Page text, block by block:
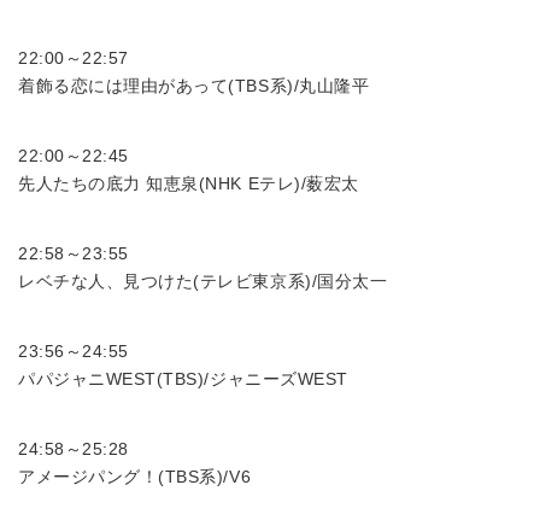
22:00～22:57
着飾る恋には理由があって(TBS系)/丸山隆平
22:00～22:45
先人たちの底力 知恵泉(NHK Eテレ)/薮宏太
22:58～23:55
レベチな人、見つけた(テレビ東京系)/国分太一
23:56～24:55
パパジャニWEST(TBS)/ジャニーズWEST
24:58～25:28
アメージパング！(TBS系)/V6